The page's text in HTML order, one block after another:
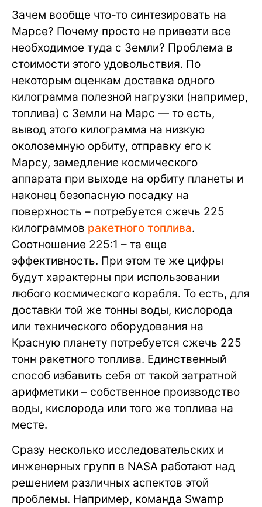
Зачем вообще что-то синтезировать на
Марсе? Почему просто не привезти все
необходимое туда с Земли? Проблема в
стоимости этого удовольствия. По
некоторым оценкам доставка одного
килограмма полезной нагрузки (например,
топлива) с Земли на Марс — то есть,
вывод этого килограмма на низкую
околоземную орбиту, отправку его к
Марсу, замедление космического
аппарата при выходе на орбиту планеты и
наконец безопасную посадку на
поверхность – потребуется сжечь 225
килограммов ракетного топлива.
Соотношение 225:1 – та еще
эффективность. При этом те же цифры
будут характерны при использовании
любого космического корабля. То есть, для
доставки той же тонны воды, кислорода
или технического оборудования на
Красную планету потребуется сжечь 225
тонн ракетного топлива. Единственный
способ избавить себя от такой затратной
арифметики – собственное производство
воды, кислорода или того же топлива на
месте.
Сразу несколько исследовательских и
инженерных групп в NASA работают над
решением различных аспектов этой
проблемы. Например, команда Swamp